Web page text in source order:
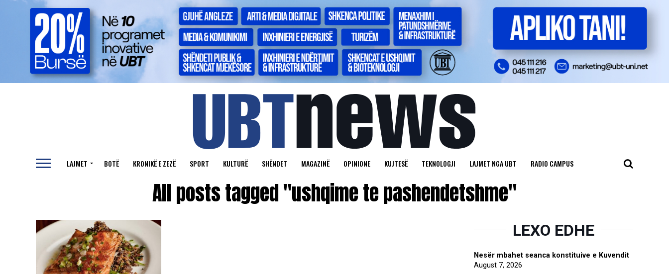
LAJMET BOTË KRONIKË E ZEZË SPORT KULTURË SHËNDET MAGAZINË OPINIONE KUJTESË TEKNOLOGJI LAJMET NGA UBT RADIO CAMPUS
All posts tagged "ushqime te pashendetshme"
LEXO EDHE
Nesër mbahet seanca konstituive e Kuvendit
August 7, 2026